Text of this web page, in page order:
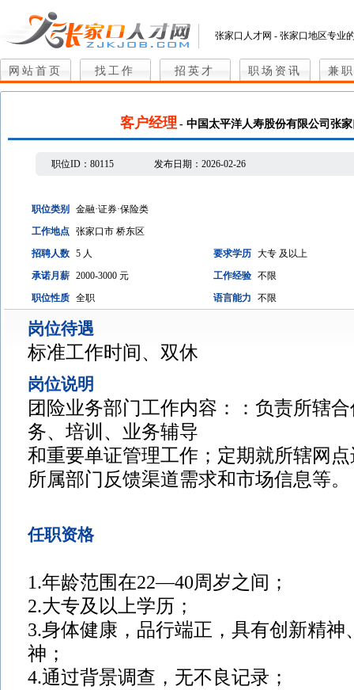
张家口人才网 - 张家口地区专业
网站首页 找工作 招英才 职场资讯 兼
客户经理 - 中国太平洋人寿股份有限公司张
职位ID： 80115 发布日期： 2026-02-26
职位类别
金融·证券·保险类
工作地点 张家口市 桥东区
招聘人数 5 人 要求学历 大专 及以上
承诺月薪 2000-3000 元 工作经验 不限
职位性质 全职 语言能力 不限
岗位待遇
标准工作时间、双休
岗位说明
团险业务部门工作内容：：负责所辖
务、培训、业务辅导
和重要单证管理工作；定期就所辖网
所属部门反馈渠道需求和市场信息等。
任职资格
1.年龄范围在22—40周岁之间；
2.大专及以上学历；
3.身体健康，品行端正，具有创新精神
神；
4.通过背景调查，无不良记录；